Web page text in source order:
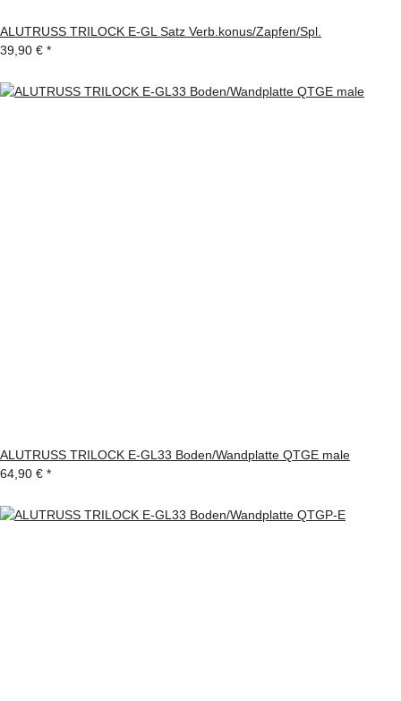
ALUTRUSS TRILOCK E-GL Satz Verb.konus/Zapfen/Spl.
39,90 € *
ALUTRUSS TRILOCK E-GL33 Boden/Wandplatte QTGE male
64,90 € *